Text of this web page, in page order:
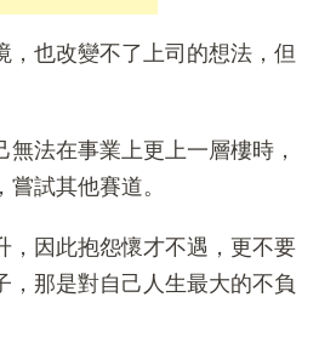
，也改變不了上司的想法，但
法在事業上更上一層樓時，
試其他賽道。
，因此抱怨懷才不遇，更不要
，那是對自己人生最大的不負